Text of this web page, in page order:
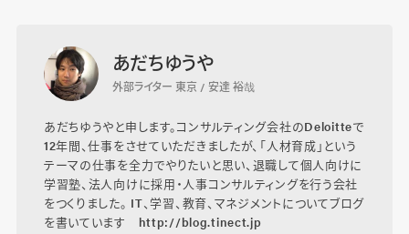
あだちゆうや
外部ライター 東京 / 安達 裕哉
あだちゆうやと申します。コンサルティング会社のDeloitteで
12年間、仕事をさせていただきましたが、「人材育成」という
テーマの仕事を全力でやりたいと思い、退職して個人向けに
学習塾、法人向けに採用・人事コンサルティングを行う会社
をつくりました。 IT、学習、教育、マネジメントについてブログ
を書いています http://blog.tinect.jp